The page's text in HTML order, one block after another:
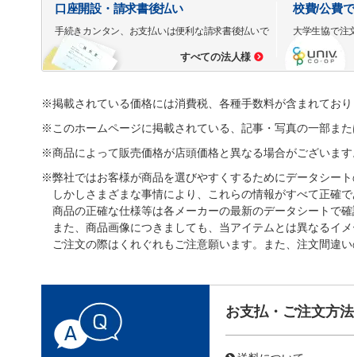
口座開設・請求書後払い
手続きカンタン、お支払いは便利な請求書後払いで
すべての法人様
校費/公費
大学生協で注
※掲載されている価格には消費税、各種手数料が含まれてお
※このホームページに掲載されている、記事・写真の一部ま
※商品によって販売価格が店頭価格と異なる場合がございます
※弊社ではお客様が商品を選びやすくするためにデータシー
しかしさまざまな事情により、これらの情報がすべて正確
商品の正確な仕様等は各メーカーの最新のデータシートで
また、商品画像につきましても、当アイテムとは異なるイ
ご注文の際はくれぐれもご注意願います。また、注文間違
お支払・ご注文方